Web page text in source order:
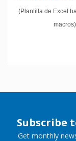
(Plantilla de Excel
macros)
Subscribe
Get monthly